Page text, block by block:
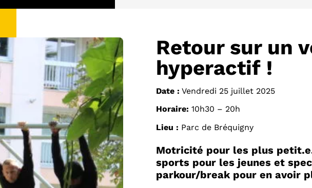
Retour sur un
hyperactif !
Date : Vendredi 25 juillet 2025
Horaire: 10h30 – 20h
Lieu : Parc de Bréquigny
Motricité pour les plus
sports pour les jeunes et
parkour/break pour en avoir